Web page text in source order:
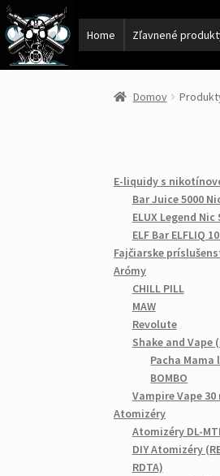
Home Zľavnené
Domov
E-liquidy s
Bar Juice 5000
ELUX Legend Nic
ELF Bar ELFLIQ
Fajčiarske
Arómy
CHILL PILL
MAW
Revolute
Shake and Vape
Pacha
BOMBO
Vampire Vape 30
Atomizéry
Atomizéry DL-
DIY Atomizéry
RDTA)